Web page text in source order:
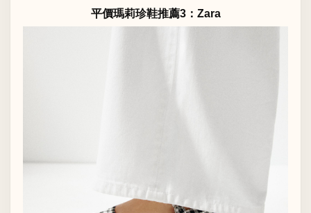
平價瑪莉珍鞋推薦3：Zara